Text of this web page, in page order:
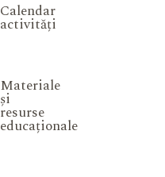
Calendar
activități
Materiale
și
resurse
educaționale